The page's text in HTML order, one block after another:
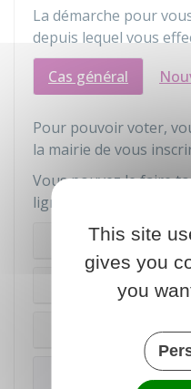
La démarche pour
depuis lequel vous
Cas général
Pour pouvoir voter,
la mairie de vous
Vous pouvez le faire
ligne, sur place ou par
Par
Attention
This site
gives you
you